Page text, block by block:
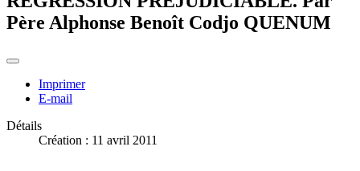
Père Alphonse Benoît Codjo QUENUM
Imprimer
E-mail
Détails
Création : 11 avril 2011